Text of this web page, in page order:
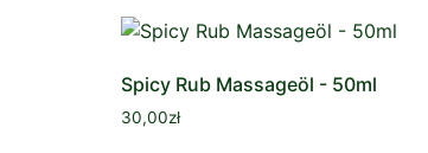
Spicy Rub Massageöl - 50ml
30,00zł